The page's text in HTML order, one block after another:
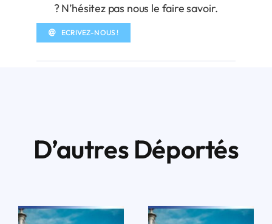
? N’hésitez pas nous le faire savoir.
ECRIVEZ-NOUS !
D’autres Déportés